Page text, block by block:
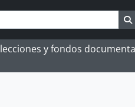
y fondos